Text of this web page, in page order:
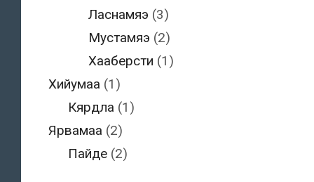
Ласнамяэ (3)
Мустамяэ (2)
Хааберсти (1)
Хийумаа (1)
Кярдла (1)
Ярвамаа (2)
Пайде (2)